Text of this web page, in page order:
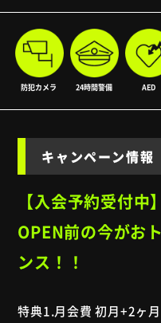
防犯カメラ 24時間警備 AED
キャンペーン情報
【入会予約受付中】
OPEN前の今がお
ンス！！
特典1.月会費 初月+2ヶ